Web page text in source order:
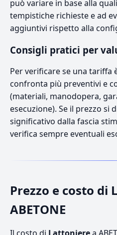
può variare in base alla
tempistiche richieste e ad
aggiuntivi rispetto alla
Consigli pratici per
Per verificare se una tariffa
confronta più preventivi e
(materiali, manodopera,
esecuzione). Se il prezzo si
significativo dalla fascia
verifica sempre eventuali
Prezzo e costo di
ABETONE
Il costo di Lattonierea